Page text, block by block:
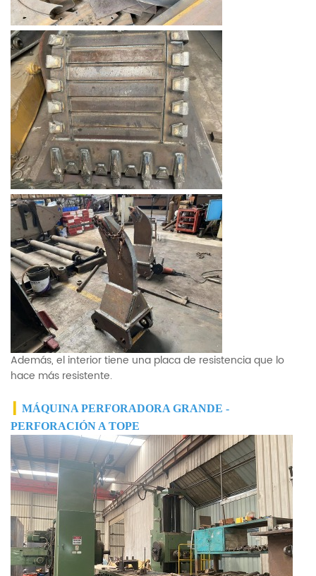
Además, el interior tiene una placa de resistencia que lo
hace más resistente.
MÁQUINA PERFORADORA GRANDE -
PERFORACIÓN A TOPE